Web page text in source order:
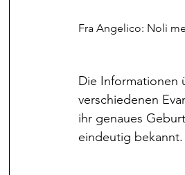
Fra Angelico: Noli
Die Informationen
verschiedenen
ihr genaues
eindeutig bekannt.